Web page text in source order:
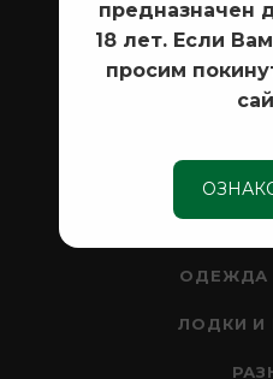
ОДЕЖДА
ЛОДКИ
предназначен
18 лет. Если
просим